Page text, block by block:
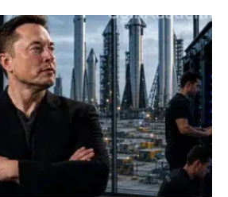
7,8 milliards de dollars de